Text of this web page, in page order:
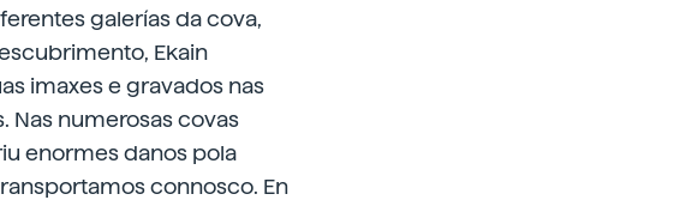
galerías da cova,
Ekain
imaxes e gravados nas
Nas numerosas covas
enormes danos pola
connosco. En